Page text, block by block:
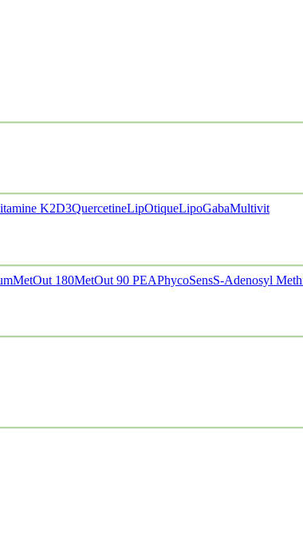
K2D3QuercetineLipOtiqueLipoGabaMultivit
MetOut 180MetOut 90 PEAPhycoSensS-Adenosyl